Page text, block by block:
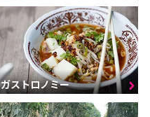
ガストロノミー